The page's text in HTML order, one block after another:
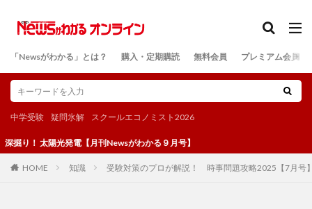
「Newsがわかる」とは？ 購入・定期購読 無料会員 プレミアム会員
中学受験 疑問氷解 スクールエコノミスト2026
太陽光発電【月刊Newsがわかる９月号】
HOME 知識 受験対策のプロが解説！ 時事問題攻略2025【7月号
検索